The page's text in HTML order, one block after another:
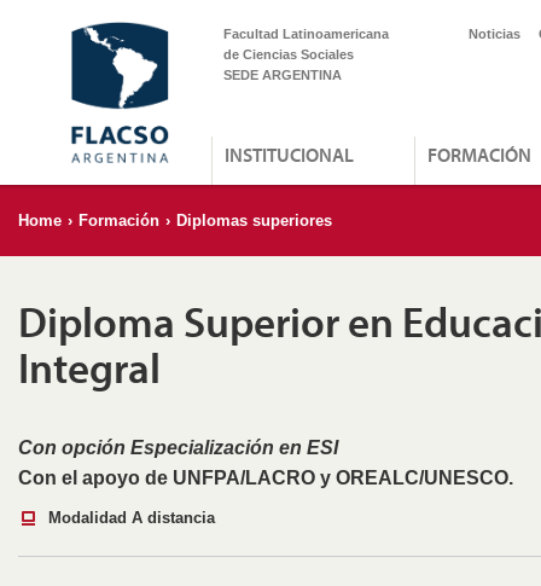
Facultad Latinoamericana
de Ciencias Sociales
SEDE ARGENTINA
Noticias
INSTITUCIONAL FORMACIÓN
Home › Formación › Diplomas superiores
Diploma Superior en
Integral
Con opción Especialización en ESI
Con el apoyo de UNFPA/LACRO y OREALC/UNESCO.
Modalidad A distancia